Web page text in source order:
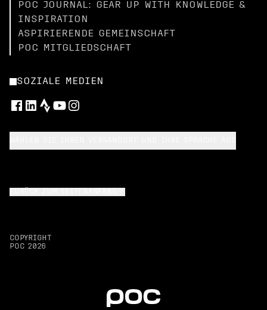
POC JOURNAL: GEAR UP WITH KNOWLEDGE &
INSPIRATION
ASPIRIERENDE GEMEINSCHAFT
POC MITGLIEDSCHAFT
SOZIALE MEDIEN
COPYRIGHT
POC 2026